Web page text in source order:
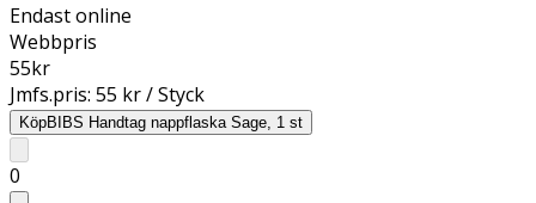
Endast online
Webbpris
55kr
Jmfs.pris: 55 kr / Styck
KöpBIBS Handtag nappflaska Sage, 1 st
0